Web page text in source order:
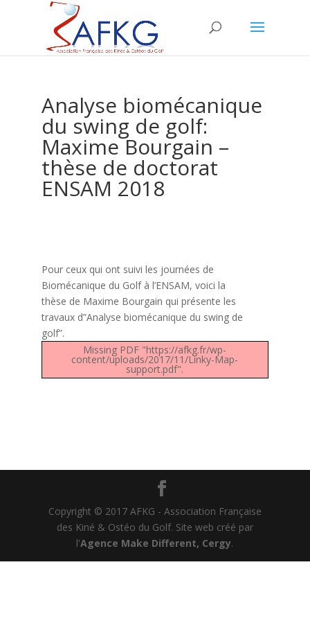
Analyse biomécanique
du swing de golf:
Maxime Bourgain –
thèse de doctorat
ENSAM 2018
Pour ceux qui ont suivi les journées de
Biomécanique du Golf à l’ENSAM, voici la
thèse de Maxime Bourgain qui présente les
travaux d”Analyse biomécanique du swing de
golf”.
Missing PDF "https://afkg.fr/wp-
content/uploads/2017/11/Linky-Map-
support.pdf".
Copyright © 2017 AFKG - Association Française
des Kiné & Ostéo du Golf. Site web créé par
l'Agence Make Different, Cergy.